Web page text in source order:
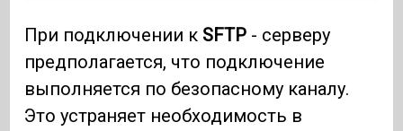
При подключении к SFTP - серверу
предполагается, что подключение
выполняется по безопасному каналу.
Это устраняет необходимость в